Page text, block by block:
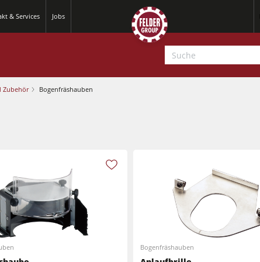
& Services Jobs
Hobelmaschinen
Kreissäge-Fräsmaschinen
CNC-Bearbeitungszentren
CNC Fenster- und Türenbearbeitung
Hobelmaschinen
Kreissäge-Fräsmaschinen
Zubehör Bogenfräshauben
Bogenfräshauben